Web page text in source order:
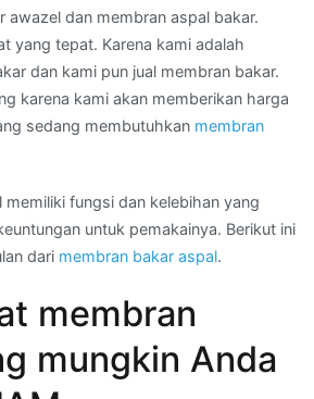
awazel dan membran aspal bakar.
yang tepat. Karena kami adalah
dan kami pun jual membran bakar.
karena kami akan memberikan harga
sedang membutuhkan membran
fungsi dan kelebihan yang
untuk pemakainya. Berikut ini
dari membran bakar aspal.
membran
mungkin Anda